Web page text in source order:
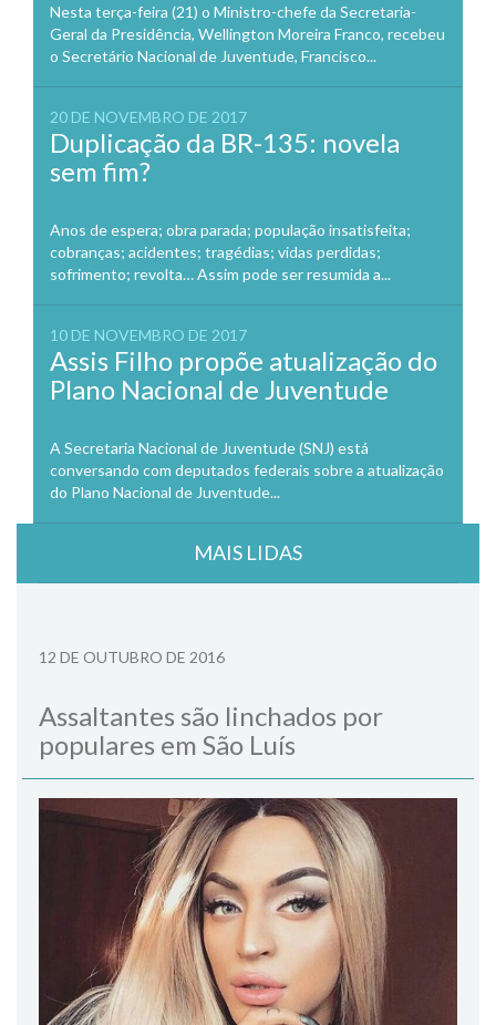
Nesta terça-feira (21) o Ministro-chefe da Secretaria-
Geral da Presidência, Wellington Moreira Franco, recebeu
o Secretário Nacional de Juventude, Francisco...
20 DE NOVEMBRO DE 2017
Duplicação da BR-135: novela
sem fim?
Anos de espera; obra parada; população insatisfeita;
cobranças; acidentes; tragédias; vidas perdidas;
sofrimento; revolta… Assim pode ser resumida a...
10 DE NOVEMBRO DE 2017
Assis Filho propõe atualização do
Plano Nacional de Juventude
A Secretaria Nacional de Juventude (SNJ) está
conversando com deputados federais sobre a atualização
do Plano Nacional de Juventude...
MAIS LIDAS
12 DE OUTUBRO DE 2016
Assaltantes são linchados por
populares em São Luís